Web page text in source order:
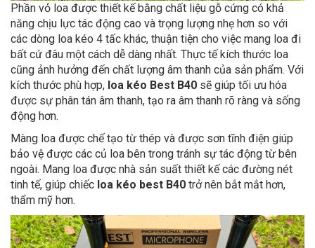
Phần vỏ loa được thiết kế bằng chất liệu gỗ cứng có khả
năng chịu lực tác động cao và trọng lượng nhẹ hơn so với
các dòng loa kéo 4 tấc khác, thuận tiện cho việc mang loa đi
bất cứ đâu một cách dễ dàng nhất. Thực tế kích thước loa
cũng ảnh hưởng đến chất lượng âm thanh của sản phẩm. Với
kích thước phù hợp, loa kéo Best B40 sẽ giúp tối ưu hóa
được sự phân tán âm thanh, tạo ra âm thanh rõ ràng và sống
động hơn.
Màng loa được chế tạo từ thép và được sơn tĩnh điện giúp
bảo vệ được các củ loa bên trong tránh sự tác động từ bên
ngoài. Mang loa được nhà sản suất thiết kế các đường nét
tinh tế, giúp chiếc loa kéo best B40 trở nên bắt mắt hơn,
thẩm mỹ hơn.